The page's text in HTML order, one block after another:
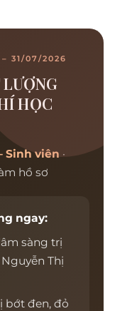
31/07/2026
HỌC
Sinh viên·
hồ sơ
ngay:
sàng trị
Thị
bớt đen, đỏ